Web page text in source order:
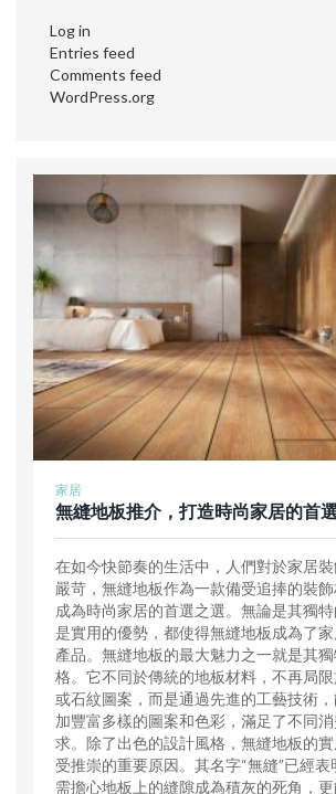
Log in
Entries feed
Comments feed
WordPress.org
家居
無縫地板推介，打造時尚家居的首
在如今快節奏的生活中，人們對於家居
嚴苛，無縫地板作為一款備受追捧的裝
成為時尚家居的首選之選。無論是其獨
是實用的優勢，都使得無縫地板成為了
產品。無縫地板的最大魅力之一就是其
格。它不同於傳統的地板材料，不再局
或石紋圖案，而是通過先進的工藝技術
加豐富多樣的圖案和色彩，滿足了不同
求。除了出色的設計風格，無縫地板的
受推崇的重要原因。其名字“無縫”已經
需擔心地板上的縫隙成為積灰的死角，